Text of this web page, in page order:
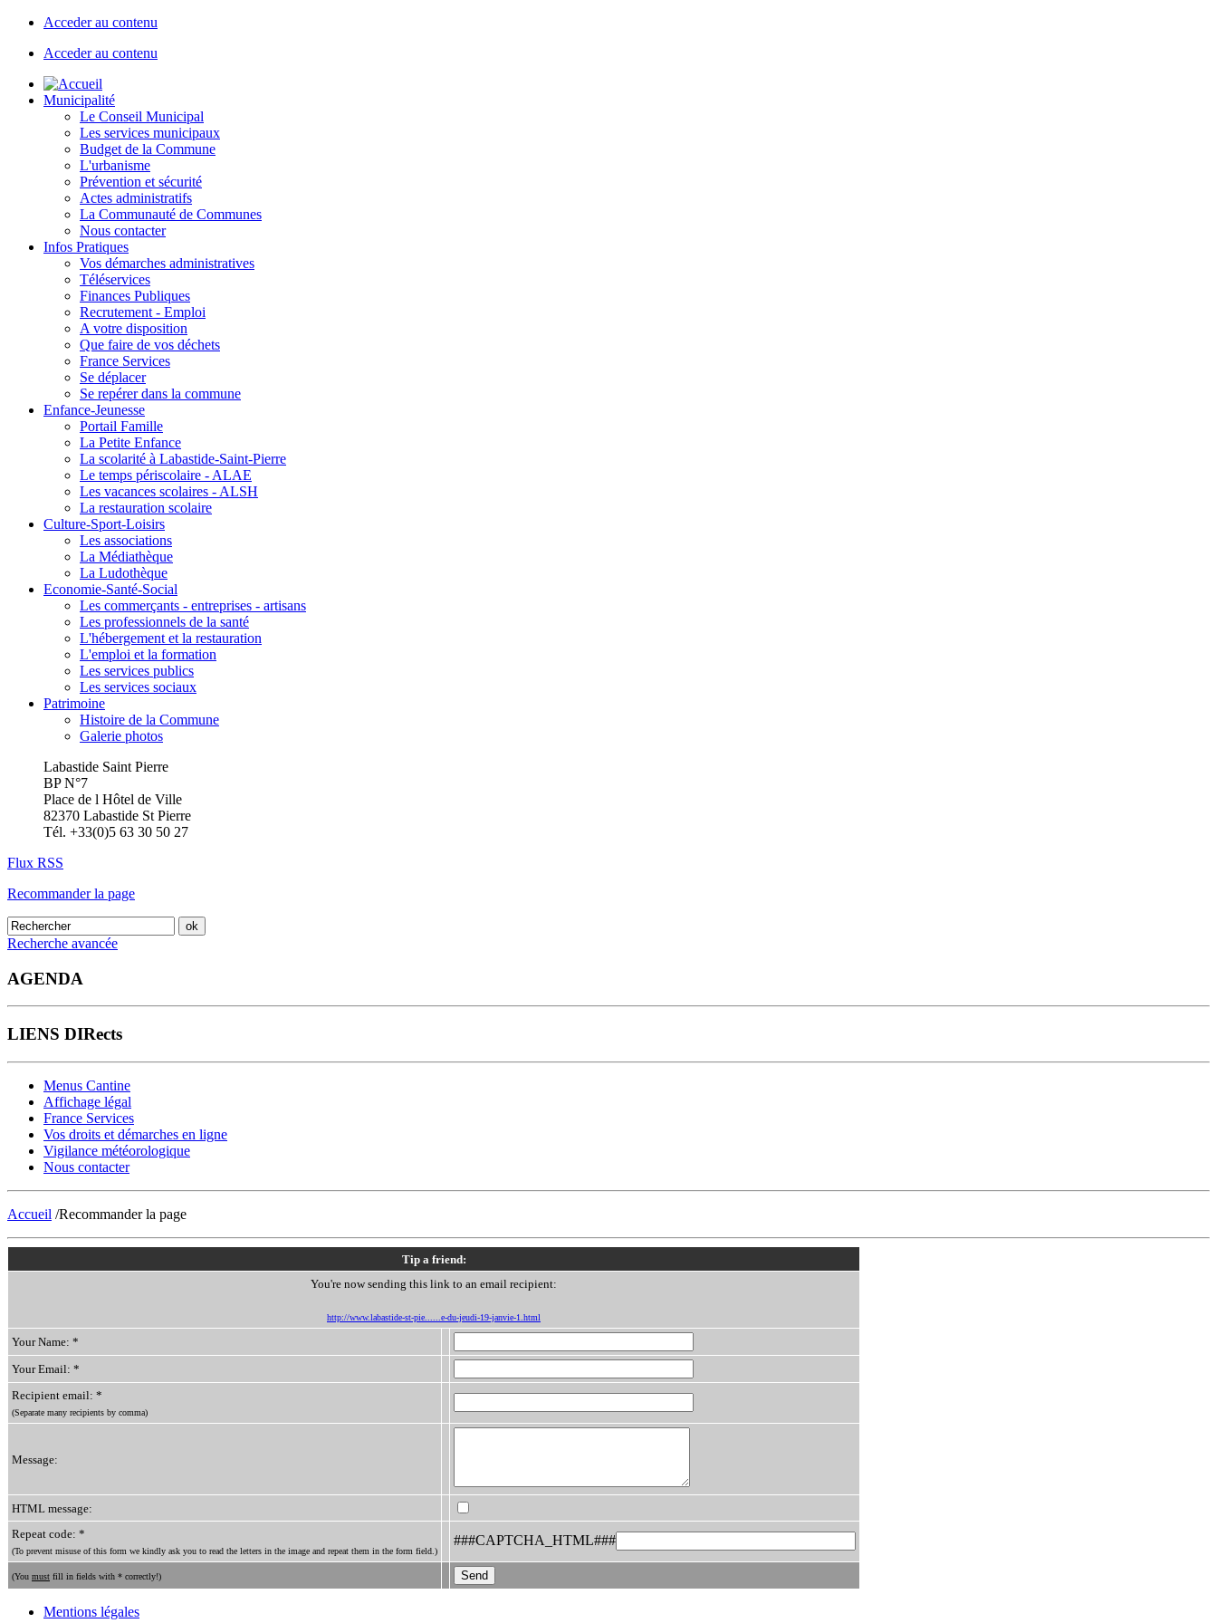
Acceder au contenu
Acceder au contenu
Municipalité
Le Conseil Municipal
Les services municipaux
Budget de la Commune
L'urbanisme
Prévention et sécurité
Actes administratifs
La Communauté de Communes
Nous contacter
Infos Pratiques
Vos démarches administratives
Téléservices
Finances Publiques
Recrutement - Emploi
A votre disposition
Que faire de vos déchets
France Services
Se déplacer
Se repérer dans la commune
Enfance-Jeunesse
Portail Famille
La Petite Enfance
La scolarité à Labastide-Saint-Pierre
Le temps périscolaire - ALAE
Les vacances scolaires - ALSH
La restauration scolaire
Culture-Sport-Loisirs
Les associations
La Médiathèque
La Ludothèque
Economie-Santé-Social
Les commerçants - entreprises - artisans
Les professionnels de la santé
L'hébergement et la restauration
L'emploi et la formation
Les services publics
Les services sociaux
Patrimoine
Histoire de la Commune
Galerie photos
Labastide Saint Pierre
BP N°7
Place de l Hôtel de Ville
82370 Labastide St Pierre
Tél. +33(0)5 63 30 50 27
Flux RSS
Recommander la page
Recherche avancée
AGENDA
LIENS DIRects
Menus Cantine
Affichage légal
France Services
Vos droits et démarches en ligne
Vigilance météorologique
Nous contacter
Accueil /Recommander la page
Tip a friend:
You're now sending this link to an email recipient:
http://www.labastide-st-pie......e-du-jeudi-19-janvie-1.html
Your Name: *
Your Email: *
Recipient email: *
(Separate many recipients by comma)
Message:
HTML message:
Repeat code: *
(To prevent misuse of this form we kindly ask you to read the letters in the image and repeat them in the form field.)
###CAPTCHA_HTML###
(You must fill in fields with * correctly!)
Mentions légales